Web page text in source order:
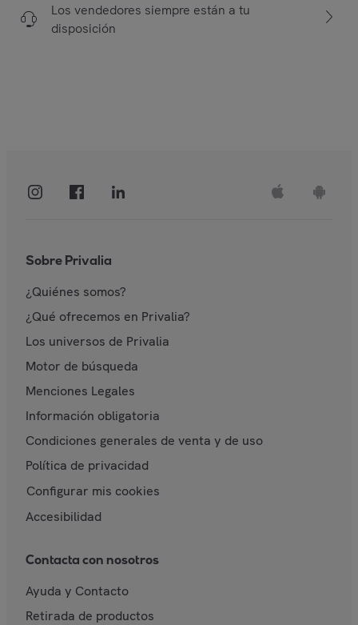
Los vendedores siempre están a tu
disposición
Sobre Privalia
¿Quiénes somos?
¿Qué ofrecemos en Privalia?
Los universos de Privalia
Motor de búsqueda
Menciones Legales
Información obligatoria
Condiciones generales de venta y de uso
Política de privacidad
Configurar mis cookies
Accesibilidad
Contacta con nosotros
Ayuda y Contacto
Retirada de productos